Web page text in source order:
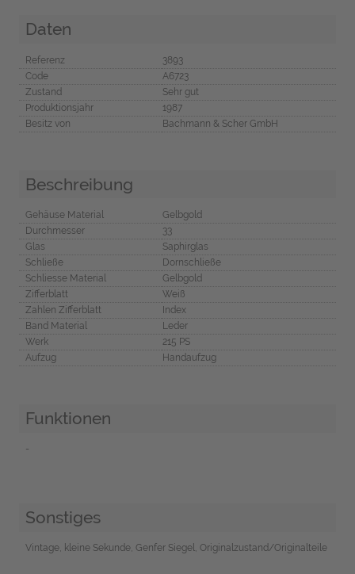
Daten
Referenz
3893
Code
A6723
Zustand
Sehr gut
Produktionsjahr
1987
Besitz von
Bachmann & Scher GmbH
Beschreibung
Gehäuse Material
Gelbgold
Durchmesser
33
Glas
Saphirglas
Schließe
Dornschließe
Schliesse Material
Gelbgold
Zifferblatt
Weiß
Zahlen Zifferblatt
Index
Band Material
Leder
Werk
215 PS
Aufzug
Handaufzug
Funktionen
-
Sonstiges
Vintage, kleine Sekunde, Genfer Siegel, Originalzustand/Originalteile